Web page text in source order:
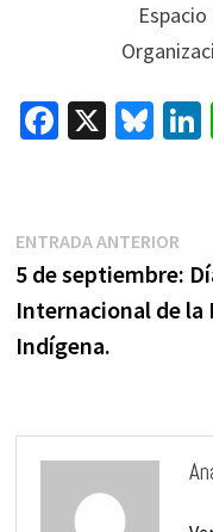
Fa
o
o
k
X Bl
ky
Navegación
de
entradas
ENTRADA ANTERIOR
5 de septiembre:
Internacional de la
Indígena.